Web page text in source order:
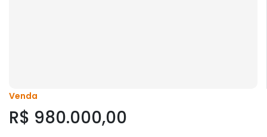
Venda
R$ 980.000,00